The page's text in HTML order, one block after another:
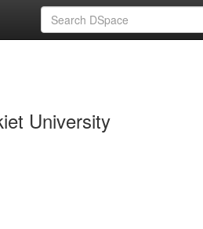
University